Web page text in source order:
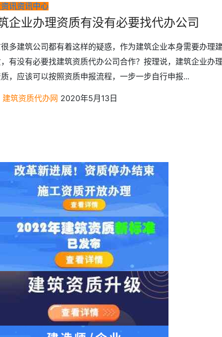
讯资讯中心
企业办理资质有没有必要找代办公司
多建筑公司都有着这样的疑惑，作为建筑企业本身需要办理
有没有必要找建筑资质代办公司合作？按理说，建筑企业办
，应该可以按照资质申报流程，一步一步自行申报...
建筑资质代办网 2020年5月13日